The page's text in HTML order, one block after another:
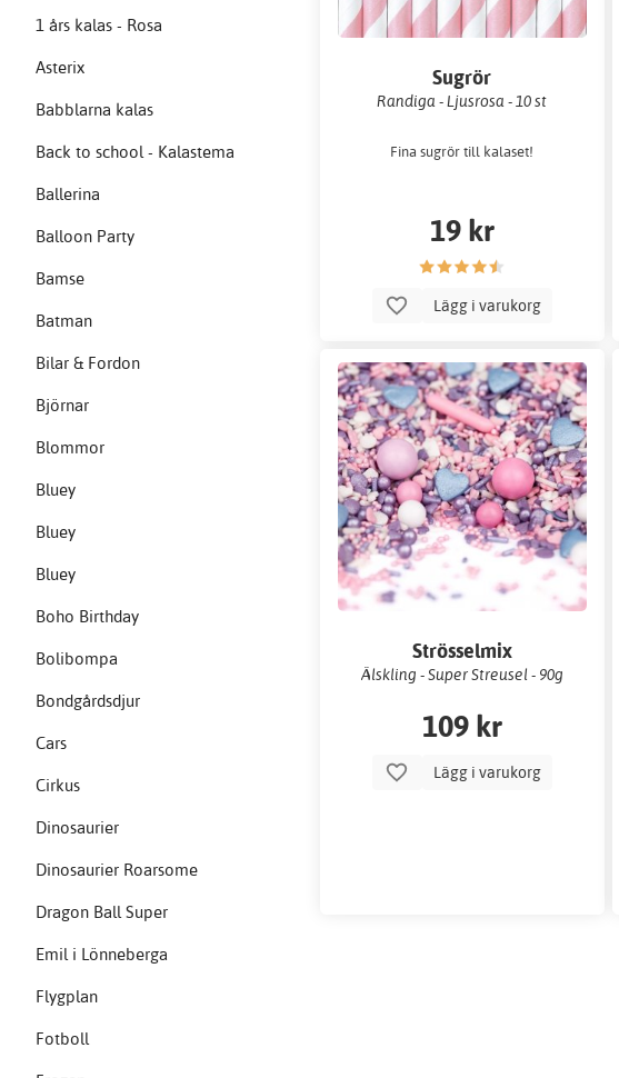
1 års kalas - Rosa
Asterix
Babblarna kalas
Back to school - Kalastema
Ballerina
Balloon Party
Bamse
Batman
Bilar & Fordon
Björnar
Blommor
Bluey
Bluey
Bluey
Boho Birthday
Bolibompa
Bondgårdsdjur
Cars
Cirkus
Dinosaurier
Dinosaurier Roarsome
Dragon Ball Super
Emil i Lönneberga
Flygplan
Fotboll
Sugrör
Randiga - Ljusrosa - 10 st
Fina sugrör till kalaset!
19 kr
Lägg i varukorg
Strösselmix
Älskling - Super Streusel - 90g
109 kr
Lägg i varukorg